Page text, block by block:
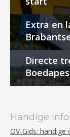
Extra en
Directe
Handige
OV-Gids: handige